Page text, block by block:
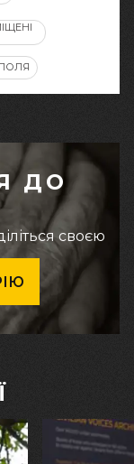
ДО
своєю